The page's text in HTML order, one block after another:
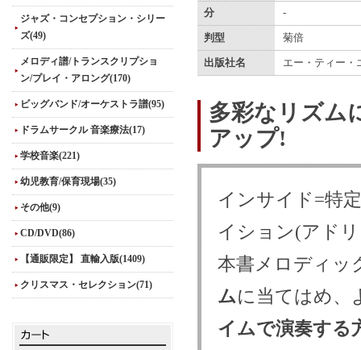
ジャズ・コンセプション・シリー
ズ(49)
メロディ譜/トランスクリプショ
ン/プレイ・アロング(170)
ビッグバンド/オーケストラ譜(95)
ドラムサークル 音楽療法(17)
学校音楽(221)
幼児教育/保育現場(35)
その他(9)
CD/DVD(86)
【通販限定】 直輸入版(1409)
クリスマス・セレクション(71)
分 -
判型 菊倍
出版社名 エー・ティー・
多彩なリズム
アップ!
インサイド=特
イション(アド
本書メロディッ
ムに当てはめ、
イムで演奏する